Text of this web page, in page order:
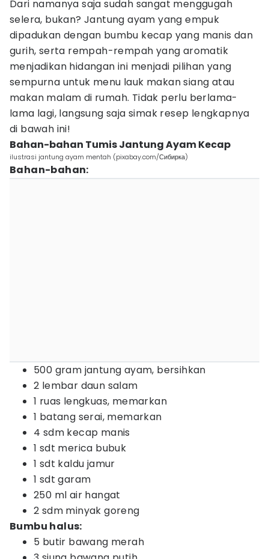
Dari namanya saja sudah sangat menggugah
selera, bukan? Jantung ayam yang empuk
dipadukan dengan bumbu kecap yang manis dan
gurih, serta rempah-rempah yang aromatik
menjadikan hidangan ini menjadi pilihan yang
sempurna untuk menu lauk makan siang atau
makan malam di rumah. Tidak perlu berlama-
lama lagi, langsung saja simak resep lengkapnya
di bawah ini!
Bahan-bahan Tumis Jantung Ayam Kecap
ilustrasi jantung ayam mentah (pixabay.com/Сибирка)
Bahan-bahan:
500 gram jantung ayam, bersihkan
2 lembar daun salam
1 ruas lengkuas, memarkan
1 batang serai, memarkan
4 sdm kecap manis
1 sdt merica bubuk
1 sdt kaldu jamur
1 sdt garam
250 ml air hangat
2 sdm minyak goreng
Bumbu halus:
5 butir bawang merah